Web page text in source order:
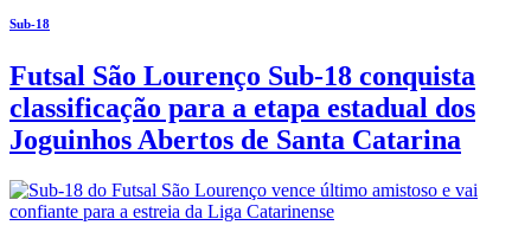
Sub-18
Futsal São Lourenço Sub-18 conquista
classificação para a etapa estadual dos
Joguinhos Abertos de Santa Catarina